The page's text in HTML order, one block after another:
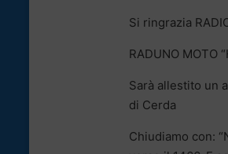
Si ringrazia
RADUNO MOTO
Sarà allestito un
di Cerda
Chiudiamo con: